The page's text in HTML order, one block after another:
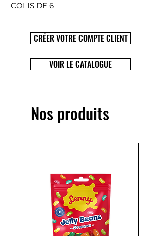
COLIS DE 6
CRÉER VOTRE COMPTE CLIENT
VOIR LE CATALOGUE
Nos produits